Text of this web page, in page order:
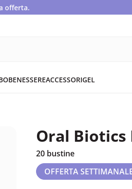
offerta.
BENESSEREACCESSORIGEL
Oral Biotics
20 bustine
OFFERTA